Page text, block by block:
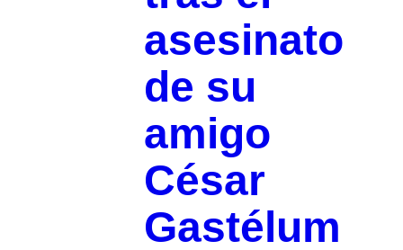
asesinato
de su
amigo
César
Gastélum